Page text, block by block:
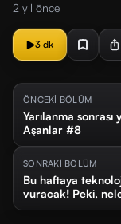
2 yıl önce
3 dk
ÖNCEKİ BÖLÜM
Yarılanma sonrası
Aşanlar #8
SONRAKİ BÖLÜM
Bu haftaya
vuracak! Peki,
#280